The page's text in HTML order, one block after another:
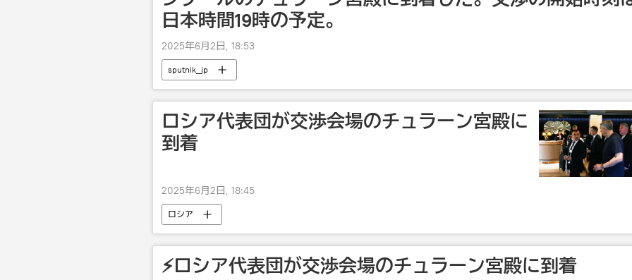
日本時間19時の予定。
2025年6月2日, 18:53
sputnik_jp
ロシア代表団が交渉会場のチュラーン宮殿に
到着
2025年6月2日, 18:45
ロシア
⚡️ロシア代表団が交渉会場のチュラーン宮殿に到着